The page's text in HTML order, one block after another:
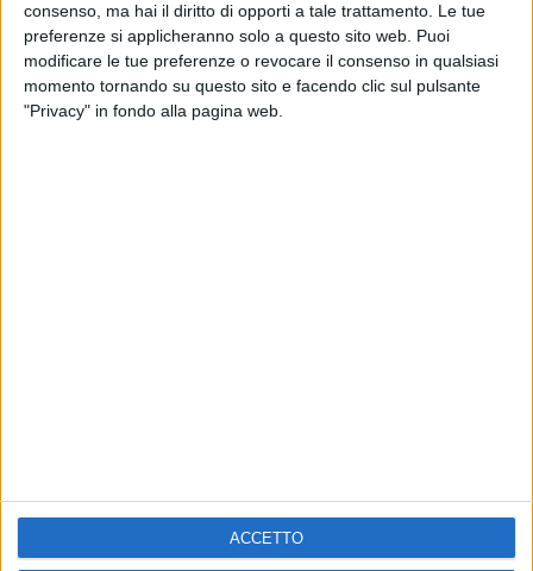
consenso, ma hai il diritto di opporti a tale trattamento. Le tue
preferenze si applicheranno solo a questo sito web. Puoi
modificare le tue preferenze o revocare il consenso in qualsiasi
momento tornando su questo sito e facendo clic sul pulsante
"Privacy" in fondo alla pagina web.
ACCETTO
VIDEO
Mobile Radio Italia Tv